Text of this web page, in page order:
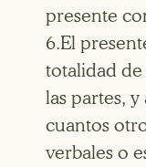
presente
6.El
totalidad de
las partes,
cuantos
verbales o